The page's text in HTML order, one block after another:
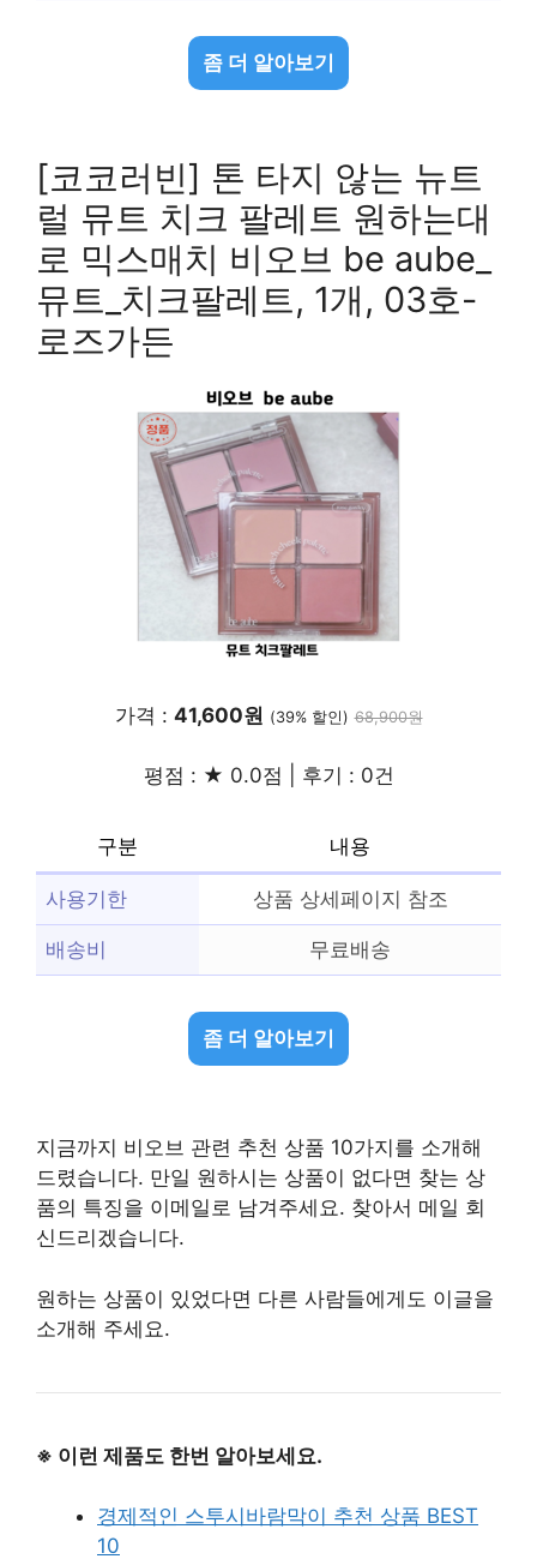
좀 더 알아보기
[코코러빈] 톤 타지 않는 뉴트
럴 뮤트 치크 팔레트 원하는대
로 믹스매치 비오브 be aube_
뮤트_치크팔레트, 1개, 03호-
로즈가든
가격 : 41,600원 (39% 할인) 68,900원
평점 : ★ 0.0점 | 후기 : 0건
구분 내용
사용기한 상품 상세페이지 참조
배송비 무료배송
좀 더 알아보기
지금까지 비오브 관련 추천 상품 10가지를 소개해
드렸습니다. 만일 원하시는 상품이 없다면 찾는 상
품의 특징을 이메일로 남겨주세요. 찾아서 메일 회
신드리겠습니다.
원하는 상품이 있었다면 다른 사람들에게도 이글을
소개해 주세요.
※ 이런 제품도 한번 알아보세요.
경제적인 스투시바람막이 추천 상품 BEST
10